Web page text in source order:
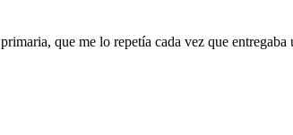
que me lo repetía cada vez que